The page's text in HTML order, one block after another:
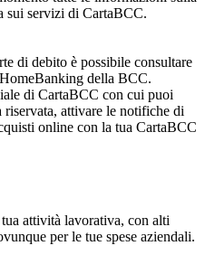
sui servizi di CartaBCC.
di debito è possibile consultare
della BCC.
di CartaBCC con cui puoi
riservata, attivare le notifiche di
online con la tua CartaBCC
attività lavorativa, con alti
per le tue spese aziendali.